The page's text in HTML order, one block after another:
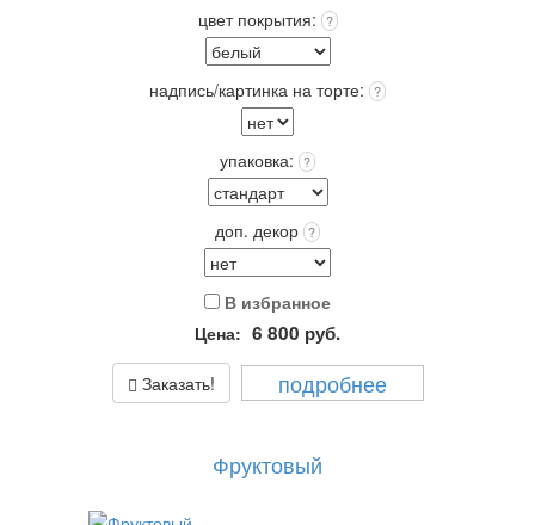
цвет покрытия: ?
надпись/картинка на торте: ?
упаковка: ?
доп. декор ?
В избранное
Цена: 6 800 руб.
Заказать! подробнее
Фруктовый